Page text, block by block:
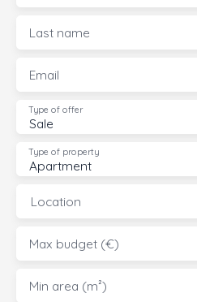
Last name
Email
Sale
Type of offer
Apartment
Type of property
Location
Max budget (€)
Min area (m²)